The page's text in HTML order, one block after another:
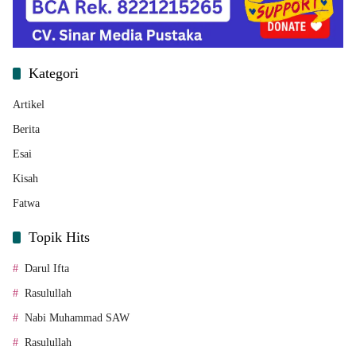
Kategori
Artikel
Berita
Esai
Kisah
Fatwa
Topik Hits
Darul Ifta
Rasulullah
Nabi Muhammad SAW
Rasulullah